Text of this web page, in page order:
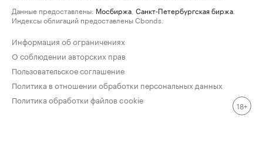
Данные предоставлены: Мосбиржа Санкт-Петербургская биржа
Индексы облигаций предоставлены Cbonds.
Информация об ограничениях
О соблюдении авторских прав
Пользовательское соглашение
Политика в отношении обработки персональных данных
Политика обработки файлов cookie
18+